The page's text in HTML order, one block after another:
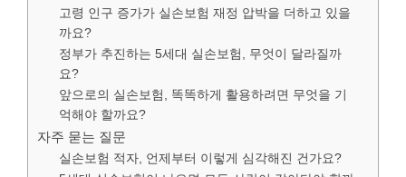
고령 인구 증가가 실손보험 재정 압박을 더하고 있을
까요?
정부가 추진하는 5세대 실손보험, 무엇이 달라질까
요?
앞으로의 실손보험, 똑똑하게 활용하려면 무엇을 기
억해야 할까요?
자주 묻는 질문
실손보험 적자, 언제부터 이렇게 심각해진 건가요?